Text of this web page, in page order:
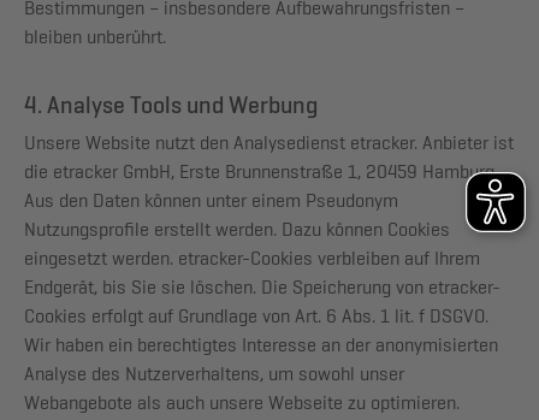
Bestimmungen – insbesondere Aufbewahrungsfristen –
bleiben unberührt.
4. Analyse Tools und Werbung
Unsere Website nutzt den Analysedienst etracker. Anbieter ist
die etracker GmbH, Erste Brunnenstraße 1, 20459 Hamburg.
Aus den Daten können unter einem Pseudonym
Nutzungsprofile erstellt werden. Dazu können Cookies
eingesetzt werden. etracker-Cookies verbleiben auf Ihrem
Endgerät, bis Sie sie löschen. Die Speicherung von etracker-
Cookies erfolgt auf Grundlage von Art. 6 Abs. 1 lit. f DSGVO.
Wir haben ein berechtigtes Interesse an der anonymisierten
Analyse des Nutzerverhaltens, um sowohl unser
Webangebote als auch unsere Webseite zu optimieren.